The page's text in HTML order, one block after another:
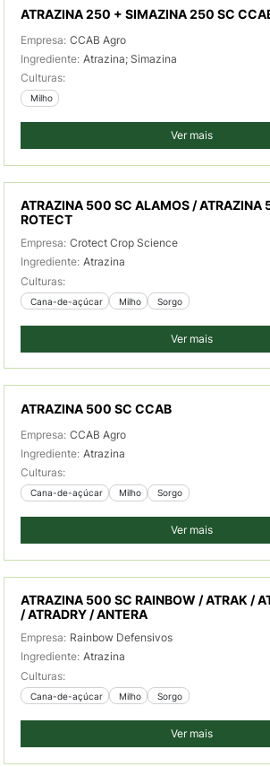
ATRAZINA 250 + SIMAZINA 250 SC
Empresa: CCAB Agro
Ingrediente: Atrazina; Simazina
Culturas:
Milho
Ver mais
ATRAZINA 500 SC ALAMOS / ATRAZINA
ROTECT
Empresa: Crotect Crop Science
Ingrediente: Atrazina
Culturas:
Cana-de-açúcar Milho Sorgo
Ver mais
ATRAZINA 500 SC CCAB
Empresa: CCAB Agro
Ingrediente: Atrazina
Culturas:
Cana-de-açúcar Milho Sorgo
Ver mais
ATRAZINA 500 SC RAINBOW / ATRAK /
/ ATRADRY / ANTERA
Empresa: Rainbow Defensivos
Ingrediente: Atrazina
Culturas:
Cana-de-açúcar Milho Sorgo
Ver mais